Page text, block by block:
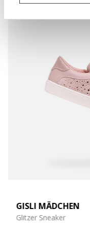
GISLI MÄDCHEN
Glitzer Sneaker